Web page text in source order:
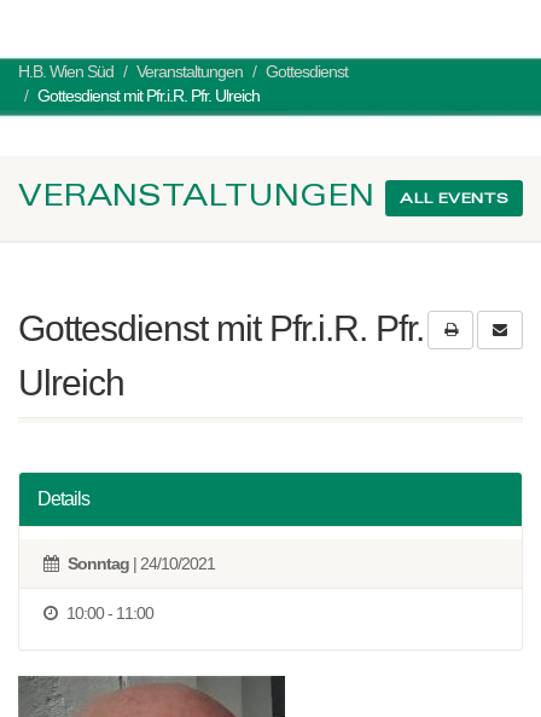
H.B. Wien Süd Veranstaltungen
Gottesdienst
Gottesdienst mit Pfr.i.R. Pfr. Ulreich
VERANSTALTUNGEN ALL EVENTS
Gottesdienst mit Pfr.i.R. Pfr.
Ulreich
Details
Sonntag | 24/10/2021
10:00 - 11:00